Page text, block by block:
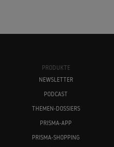
PRODUKTE
NEWSLETTER
PODCAST
THEMEN-DOSSIERS
PRISMA-APP
PRISMA-SHOPPING